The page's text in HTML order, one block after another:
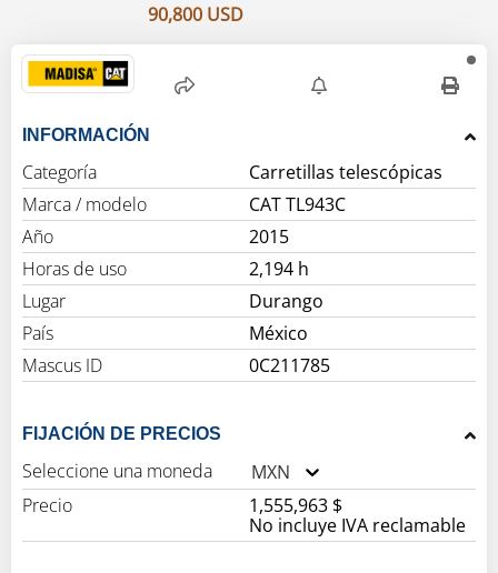
90,800 USD
INFORMACIÓN
Categoría
Carretillas telescópicas
Marca / modelo
CAT TL943C
Año
2015
Horas de uso
2,194 h
Lugar
Durango
País
México
Mascus ID
0C211785
FIJACIÓN DE PRECIOS
Seleccione una moneda
MXN
Precio
1,555,963 $
No incluye IVA reclamable